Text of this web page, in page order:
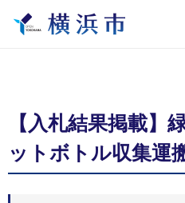
【入札結果掲載】
ットボトル収集運